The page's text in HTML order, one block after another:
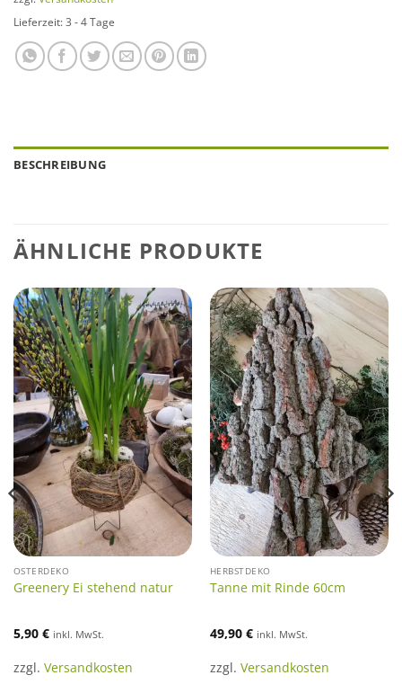
Lieferzeit: 3 - 4 Tage
BESCHREIBUNG
ÄHNLICHE PRODUKTE
OSTERDEKO
Greenery Ei stehend natur
5,90 € inkl. MwSt.
zzgl. Versandkosten
HERBSTDEKO
Tanne mit Rinde 60cm
49,90 € inkl. MwSt.
zzgl. Versandkosten